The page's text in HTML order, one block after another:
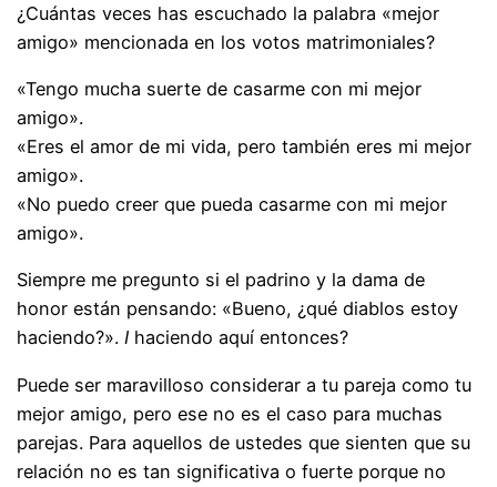
¿Cuántas veces has escuchado la palabra «mejor
amigo» mencionada en los votos matrimoniales?
«Tengo mucha suerte de casarme con mi mejor
amigo».
«Eres el amor de mi vida, pero también eres mi mejor
amigo».
«No puedo creer que pueda casarme con mi mejor
amigo».
Siempre me pregunto si el padrino y la dama de
honor están pensando: «Bueno, ¿qué diablos estoy
haciendo?». I haciendo aquí entonces?
Puede ser maravilloso considerar a tu pareja como tu
mejor amigo, pero ese no es el caso para muchas
parejas. Para aquellos de ustedes que sienten que su
relación no es tan significativa o fuerte porque no